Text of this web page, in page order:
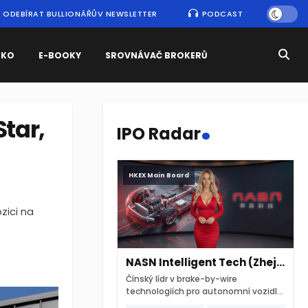
ODEBÍRAT BULLIONÁŘŮV NEWSLETTER PODCAST
E-BOOKY SROVNÁVAČ BROKERŮ
na
IPO Radar.
HKEX Main Board
NASN Intelligent Tech (Zhejiang)
Čínský lídr v brake-by-wire
technologiích pro autonomní vozidla